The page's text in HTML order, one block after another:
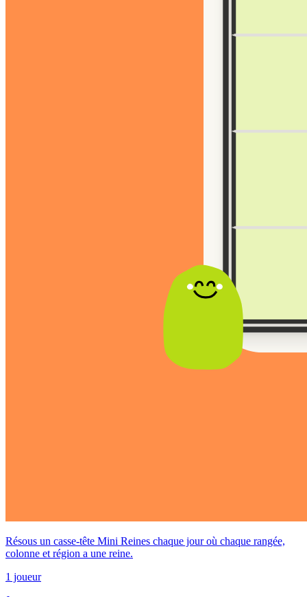
Résous un casse-tête Mini Reines chaque jour où chaque rangée,
colonne et région a une reine.
1 joueur